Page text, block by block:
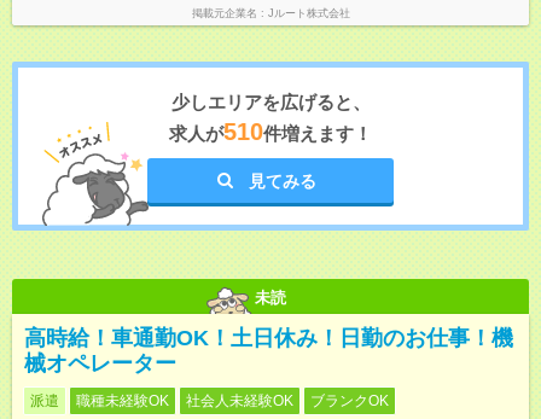
掲載元企業名 Jルート株式会社
少しエリアを広げると、
求人が510件増えます！
見てみる
未読
高時給！車通勤OK！土日休み！日勤のお仕事！機
械オペレーター
派遣 職種未経験OK 社会人未経験OK
ブランクOK